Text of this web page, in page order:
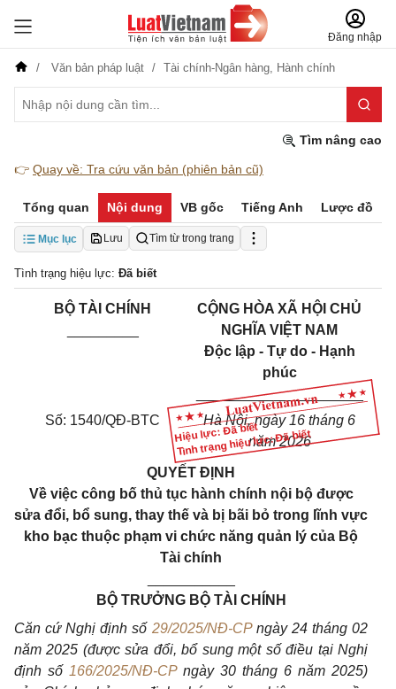
Đăng nhập
Văn bản pháp luật Tài chính-Ngân hàng, Hành chính
Tìm nâng cao
👉 Quay về: Tra cứu văn bản (phiên bản cũ)
Tổng quan Nội dung VB gốc Tiếng Anh Lược đồ
Mục lục Lưu Tìm từ trong trang
Tình trạng hiệu lực: Đã biết
Hiệu lực: Đã biết
Tình trạng hiệu lực: Đã biết
BỘ TÀI CHÍNH
CỘNG HÒA XÃ HỘI CHỦ
NGHĨA VIỆT NAM
Độc lập - Tự do - Hạnh
phúc
_____________________
Số: 1540/QĐ-BTC
Hà Nội, ngày 16 tháng 6
năm 2026
QUYẾT ĐỊNH
Về việc công bố thủ tục hành chính nội bộ được
sửa đổi, bổ sung, thay thế và bị bãi bỏ trong lĩnh vực
kho bạc thuộc phạm vi chức năng quản lý của Bộ
Tài chính
BỘ TRƯỞNG BỘ TÀI CHÍNH
Căn cứ Nghị định số 29/2025/NĐ-CPngày 24 tháng 02
năm 2025 (được sửa đổi, bổ sung một số điều tại Nghị
định số 166/2025/NĐ-CPngày 30 tháng 6 năm 2025)